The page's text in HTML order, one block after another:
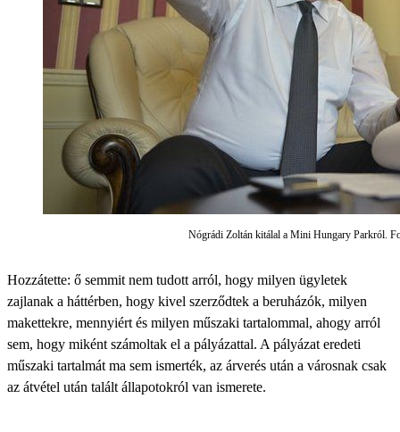
Nógrádi Zoltán kitálal a Mini Hungary Parkról.
Hozzátette: ő semmit nem tudott arról, hogy milyen ügyletek
zajlanak a háttérben, hogy kivel szerződtek a beruházók, milyen
makettekre, mennyiért és milyen műszaki tartalommal, ahogy arról
sem, hogy miként számoltak el a pályázattal. A pályázat eredeti
műszaki tartalmát ma sem ismerték, az árverés után a városnak csak
az átvétel után talált állapotokról van ismerete.